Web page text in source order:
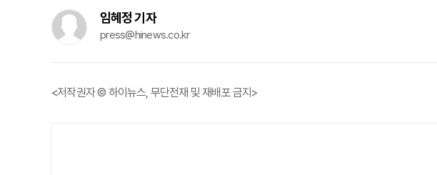
임혜정 기자
press@hinews.co.kr
<저작권자 © 하이뉴스, 무단전재 및 재배포 금지>